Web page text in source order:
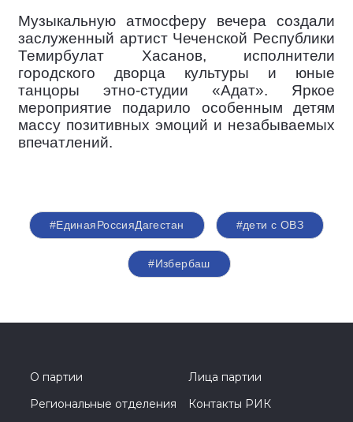
Музыкальную атмосферу вечера создали
заслуженный артист Чеченской Республики
Темирбулат Хасанов, исполнители
городского дворца культуры и юные
танцоры этно-студии «Адат». Яркое
мероприятие подарило особенным детям
массу позитивных эмоций и незабываемых
впечатлений.
#ЕдинаяРоссияДагестан #дети с ОВЗ
#Избербаш
О партии
Лица партии
Региональные отделения
Контакты РИК